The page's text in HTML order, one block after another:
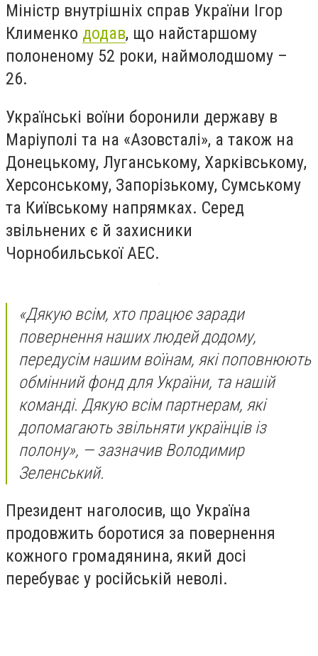
Міністр внутрішніх справ України Ігор
Клименко додав, що найстаршому
полоненому 52 роки, наймолодшому –
26.
Українські воїни боронили державу в
Маріуполі та на «Азовсталі», а також на
Донецькому, Луганському, Харківському,
Херсонському, Запорізькому, Сумському
та Київському напрямках. Серед
звільнених є й захисники
Чорнобильської АЕС.
«Дякую всім, хто працює заради
повернення наших людей додому,
передусім нашим воїнам, які поповнюють
обмінний фонд для України, та нашій
команді. Дякую всім партнерам, які
допомагають звільняти українців із
полону», — зазначив Володимир
Зеленський.
Президент наголосив, що Україна
продовжить боротися за повернення
кожного громадянина, який досі
перебуває у російській неволі.